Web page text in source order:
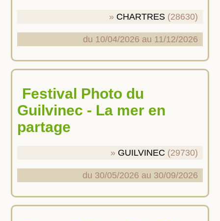
CHARTRES (28630)
du 10/04/2026 au 11/12/2026
Festival Photo du
Guilvinec - La mer en
partage
GUILVINEC (29730)
du 30/05/2026 au 30/09/2026